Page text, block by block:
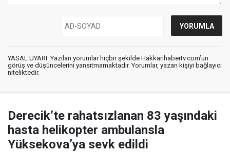
YASAL UYARI: Yazılan yorumlar hiçbir şekilde Hakkarihabertv.com’un
görüş ve düşüncelerini yansıtmamaktadır. Yorumlar, yazan kişiyi bağlayıcı
niteliktedir.
Derecik’te rahatsızlanan 83 yaşındaki
hasta helikopter ambulansla
Yüksekova’ya sevk edildi